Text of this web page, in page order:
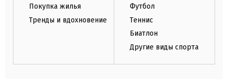
Покупка жилья
Тренды и вдохновение
Футбол
Теннис
Биатлон
Другие виды спорта